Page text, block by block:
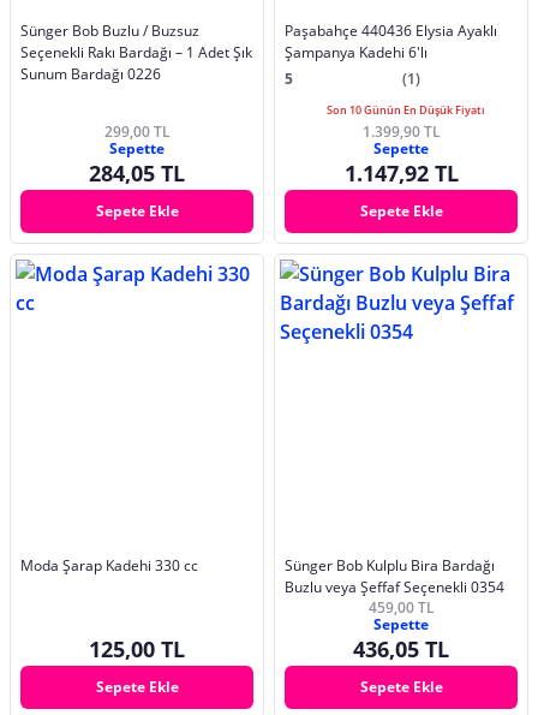
Sünger Bob Buzlu / Buzsuz
Seçenekli Rakı Bardağı – 1 Adet Şık
Sunum Bardağı 0226
299,00 TL
Sepette
284,05 TL
Sepete Ekle
Paşabahçe 440436 Elysia Ayaklı
Şampanya Kadehi 6'lı
5
(1)
Son 10 Günün En Düşük Fiyatı
1.399,90 TL
Sepette
1.147,92 TL
Sepete Ekle
Moda Şarap Kadehi 330 cc
125,00 TL
Sepete Ekle
Sünger Bob Kulplu Bira Bardağı
Buzlu veya Şeffaf Seçenekli 0354
459,00 TL
Sepette
436,05 TL
Sepete Ekle